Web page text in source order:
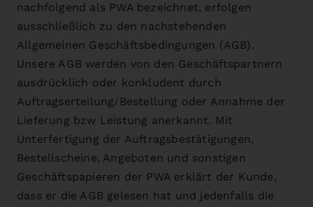
nachfolgend als PWA bezeichnet, erfolgen
ausschließlich zu den nachstehenden
Allgemeinen Geschäftsbedingungen (AGB).
Unsere AGB werden von den Geschäftspartnern
ausdrücklich oder konkludent durch
Auftragserteilung/Bestellung oder Annahme der
Lieferung bzw Leistung anerkannt. Mit
Unterfertigung der Auftragsbestätigungen,
Bestellscheine, Angeboten und sonstigen
Geschäftspapieren der PWA erklärt der Kunde,
dass er die AGB gelesen hat und jedenfalls die